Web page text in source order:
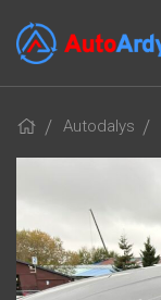
Autodalys